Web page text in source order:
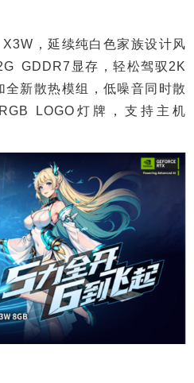
，延续纯白色家族设计风
GDDR7显存，轻松驾驭2K
新散热模组，低噪音同时散
LOGO灯牌，支持主机